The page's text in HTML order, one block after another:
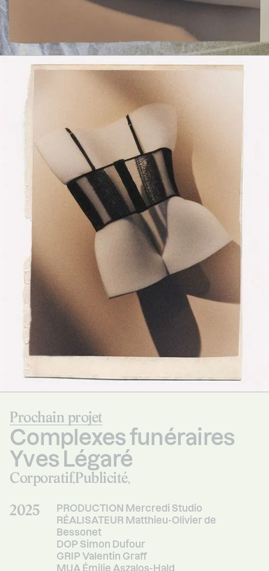
Complexes funéraires
Yves Légaré
Prochain projet
Corporatif,Publicité,
2025
PRODUCTION Mercredi Studio
RÉALISATEUR Matthieu-Olivier de
Bessonet
DOP Simon Dufour
GRIP Valentin Graff
MUA Émilie Aszalos-Hald